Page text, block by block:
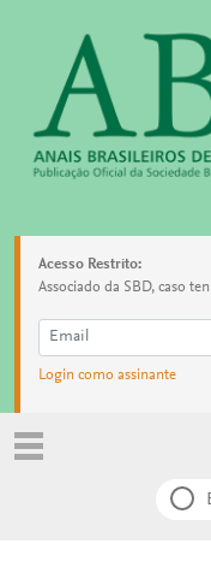
Acesso Restrito:
Associado da SBD, caso
Login como assinante